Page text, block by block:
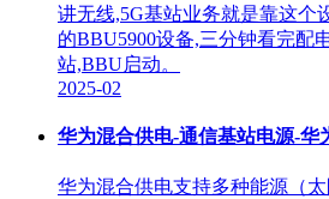
讲无线,5G基站业务就是靠这个
的BBU5900设备,三分钟看完配
站,BBU启动。
2025-02
华为混合供电-通信基站电源-华
华为混合供电支持多种能源（